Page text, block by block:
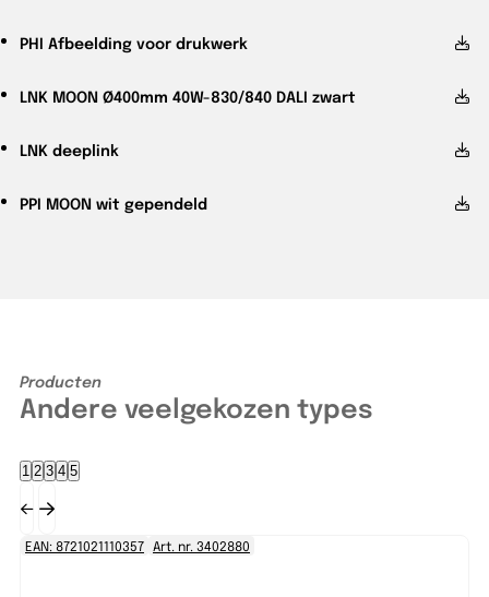
PHI Afbeelding voor drukwerk
LNK MOON Ø400mm 40W-830/840 DALI zwart
LNK deeplink
PPI MOON wit gependeld
Producten
Andere veelgekozen types
1 2 3 4 5
EAN: 8721021110357 Art. nr. 3402880